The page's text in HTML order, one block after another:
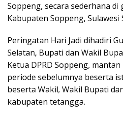
Soppeng, secara sederhana di
Kabupaten Soppeng, Sulawesi
Peringatan Hari Jadi dihadiri
Selatan, Bupati dan Wakil
Ketua DPRD Soppeng,
periode sebelumnya beserta
beserta Wakil, Wakil Bupati
kabupaten tetangga.